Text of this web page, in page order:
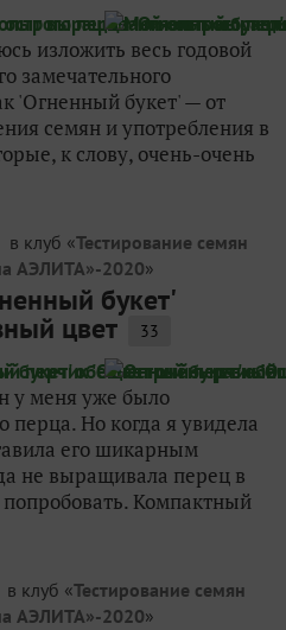
изложить весь годовой
замечательного
'Огненный букет' — от
семян и употребления в
к слову, очень-очень
в клуб «Тестирование семян
АЭЛИТА»-2020»
букет'
цвет 33
у меня уже было
перца. Но когда я увидела
его шикарным
не выращивала перец в
Компактный
в клуб «Тестирование семян
АЭЛИТА»-2020»